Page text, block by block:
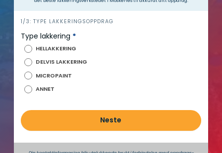
h
e
1/3: TYPE LAKKERINGSOPPDRAG
Type lakkering *
HELLAKKERING
DELVIS LAKKERING
MICROPAINT
ANNET
Neste